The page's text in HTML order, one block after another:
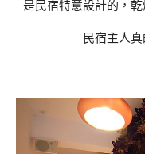
是民宿特意設計的，
民宿主人